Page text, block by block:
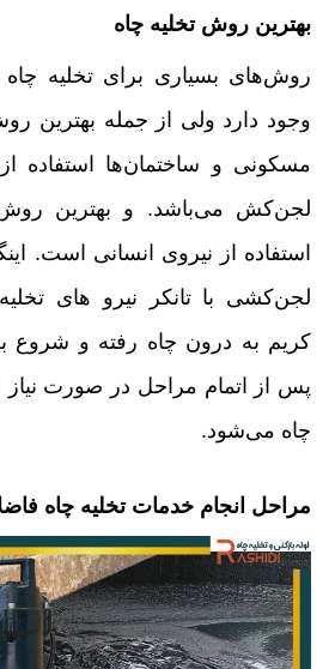
بهترین روش تخلیه چاه
روش‌های بسیاری برای تخلیه
وجود دارد ولی از جمله بهترین
مسکونی و ساختمان‌ها استفاده
لجن‌کش می‌باشد. و بهترین روش
استفاده از نیروی انسانی است.
لجن‌کشی با تانکر نیرو های
کریم به درون چاه رفته و شروع
پس از اتمام مراحل در صورت
چاه می‌شود.
مراحل انجام خدمات تخلیه چاه